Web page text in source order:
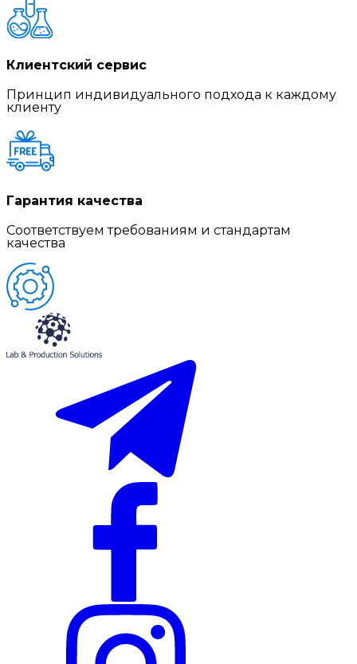
Клиентский сервис
Принцип индивидуального подхода к каждому
клиенту
Гарантия качества
Соответствуем требованиям и стандартам
качества